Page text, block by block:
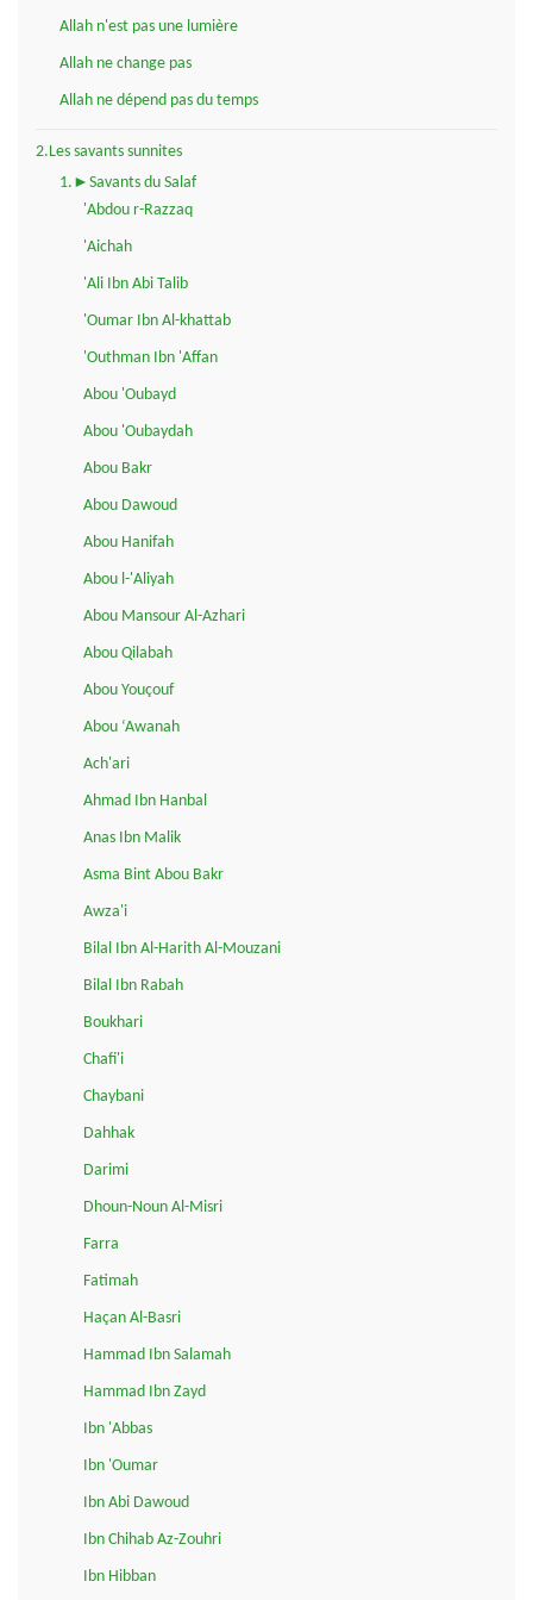
Allah n'est pas une lumière
Allah ne change pas
Allah ne dépend pas du temps
2.Les savants sunnites
1.►Savants du Salaf
'Abdou r-Razzaq
'Aichah
'Ali Ibn Abi Talib
'Oumar Ibn Al-khattab
'Outhman Ibn 'Affan
Abou 'Oubayd
Abou 'Oubaydah
Abou Bakr
Abou Dawoud
Abou Hanifah
Abou l-'Aliyah
Abou Mansour Al-Azhari
Abou Qilabah
Abou Youçouf
Abou ‘Awanah
Ach'ari
Ahmad Ibn Hanbal
Anas Ibn Malik
Asma Bint Abou Bakr
Awza'i
Bilal Ibn Al-Harith Al-Mouzani
Bilal Ibn Rabah
Boukhari
Chafi'i
Chaybani
Dahhak
Darimi
Dhoun-Noun Al-Misri
Farra
Fatimah
Haçan Al-Basri
Hammad Ibn Salamah
Hammad Ibn Zayd
Ibn 'Abbas
Ibn 'Oumar
Ibn Abi Dawoud
Ibn Chihab Az-Zouhri
Ibn Hibban